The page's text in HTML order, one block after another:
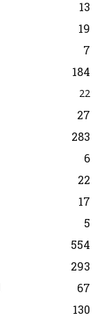
13
19
7
184
22
27
283
6
22
17
5
554
293
67
130